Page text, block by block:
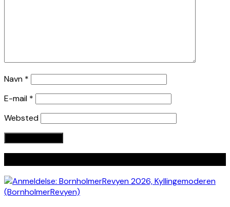
Navn *
E-mail *
Websted